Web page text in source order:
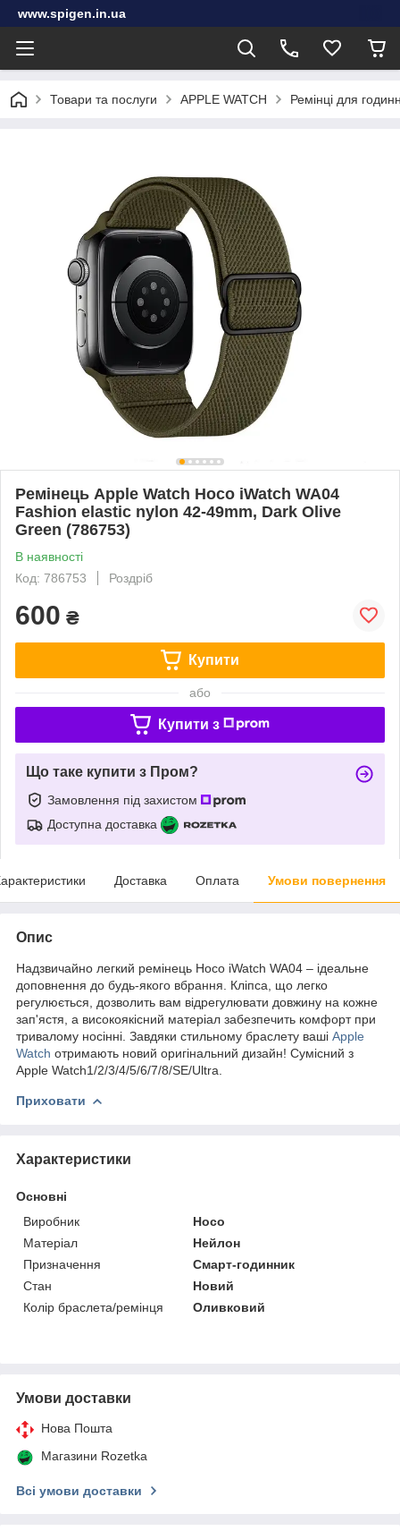
www.spigen.in.ua
Товари та послуги APPLE WATCH Ремінці для
Ремінець Apple Watch Hoco iWatch WA04
Fashion elastic nylon 42-49mm, Dark Olive
Green (786753)
В наявності
Код: 786753
Роздріб
600 ₴
Купити
або
Купити з
Що таке купити з Пром?
Замовлення під захистом
Доступна доставка
Доставка Оплата Умови повернення
Опис
Надзвичайно легкий ремінець Hoco iWatch WA04 – ідеальне
доповнення до будь-якого вбрання. Кліпса, що легко
регулюється, дозволить вам відрегулювати довжину на кожне
зап'ястя, а високоякісний матеріал забезпечить комфорт при
тривалому носінні. Завдяки стильному браслету ваші Apple
Watch отримають новий оригінальний дизайн! Сумісний з
Apple Watch1/2/3/4/5/6/7/8/SE/Ultra.
Приховати
Характеристики
Основні
Виробник
Hoco
Матеріал
Нейлон
Призначення
Смарт-годинник
Стан
Новий
Колір браслета/ремінця
Оливковий
Умови доставки
Нова Пошта
Магазини Rozetka
Всі умови доставки